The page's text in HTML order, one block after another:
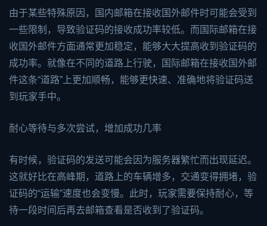
由于某些特殊原因，国内邮箱在接收国外邮件时可能会受到
一些限制，导致验证码的接收成功率较低。而国际邮箱在接
收国外邮件方面通常更加稳定，能够大大提高收到验证码的
成功率。就像在不同的道路上行驶，国际邮箱在接收国外邮
件这条“道路”上更加顺畅，能够更快速、准确地将验证码送
到玩家手中。
耐心等待与多次尝试，增加成功几率
有时候，验证码的发送可能会因为服务器繁忙而出现延迟。
这就好比在高峰期，道路上的车辆增多，交通变得拥堵，验
证码的“运输”速度也会变慢。此时，玩家需要保持耐心，等
待一段时间后再去邮箱查看是否收到了验证码。